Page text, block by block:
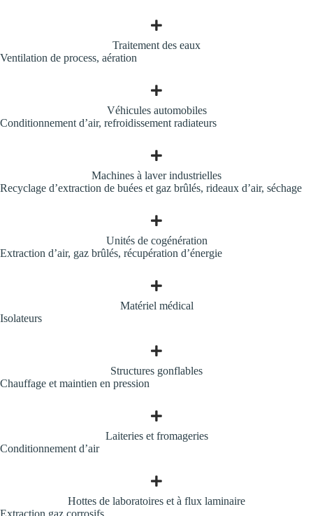
Traitement des eaux
Ventilation de process, aération
Véhicules automobiles
Conditionnement d’air, refroidissement radiateurs
Machines à laver industrielles
Recyclage d’extraction de buées et gaz brûlés, rideaux d’air, séchage
Unités de cogénération
Extraction d’air, gaz brûlés, récupération d’énergie
Matériel médical
Isolateurs
Structures gonflables
Chauffage et maintien en pression
Laiteries et fromageries
Conditionnement d’air
Hottes de laboratoires et à flux laminaire
Extraction gaz corrosifs